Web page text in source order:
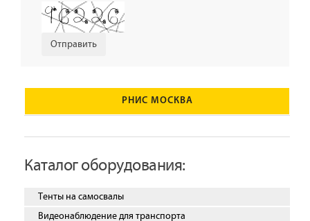
РНИС МОСКВА
Каталог оборудования:
Тенты на самосвалы
Видеонаблюдение для транспорта